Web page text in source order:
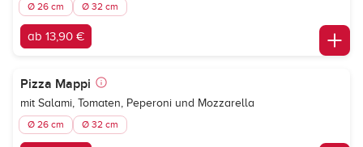
Ø 26 cm Ø 32 cm
ab 13,90 €
Pizza Mappi
mit Salami, Tomaten, Peperoni und Mozzarella
Ø 26 cm Ø 32 cm